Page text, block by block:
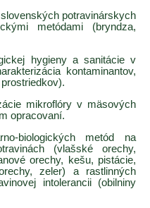
potravinárskych
metódami (bryndza,
hygieny a sanitácie v
kontaminantov,
mikroflóry v mäsových
opracovaní.
biologických metód na
(vlašské orechy,
orechy, kešu, pistácie,
zeler) a rastlinných
intolerancii (obilniny